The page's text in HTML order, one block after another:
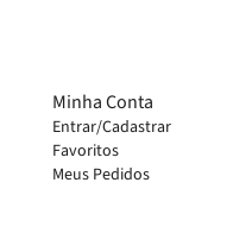
Minha Conta
Entrar/Cadastrar
Favoritos
Meus Pedidos